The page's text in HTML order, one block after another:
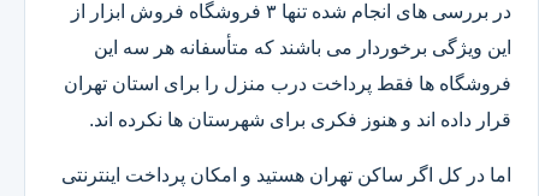
در بررسی های انجام شده تنها ۳ فروشگاه فروش ابزار از
این ویژگی برخوردار می باشند که متأسفانه هر سه این
فروشگاه ها فقط پرداخت درب منزل را برای استان تهران
قرار داده اند و هنوز فکری برای شهرستان ها نکرده اند.
اما در کل اگر ساکن تهران هستید و امکان پرداخت اینترنتی